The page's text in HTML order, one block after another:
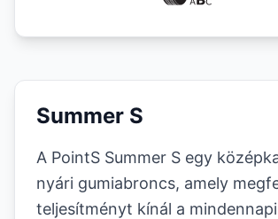
Summer S
A PointS Summer S egy
nyári gumiabroncs, amely
teljesítményt kínál a mindennapi